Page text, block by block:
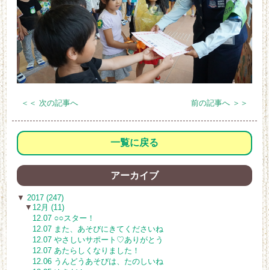
＜＜ 次の記事へ 前の記事へ ＞＞
一覧に戻る
アーカイブ
▼ 2017 (247)
▼ 12月 (11)
12.07 ○○スター！
12.07 また、あそびにきてくださいね
12.07 やさしいサポート♡ありがとう
12.07 あたらしくなりました！
12.06 うんどうあそびは、たのしいね